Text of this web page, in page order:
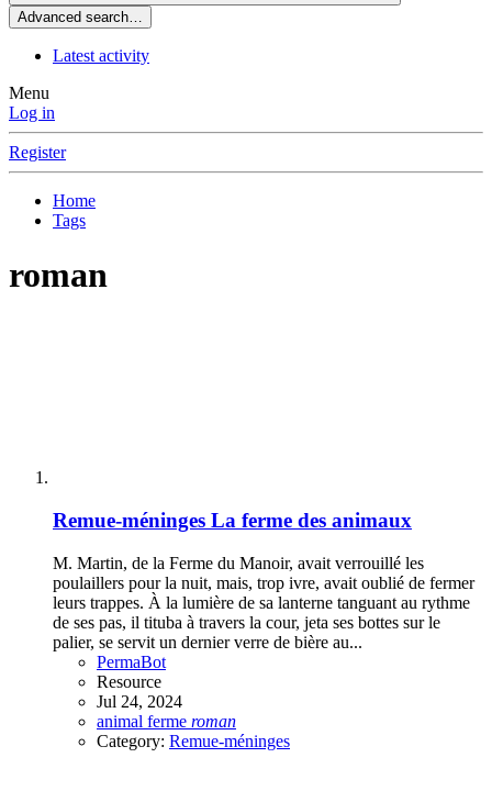
Advanced search…
Latest activity
Menu
Log in
Register
Home
Tags
roman
Remue-méninges La ferme des animaux
M. Martin, de la Ferme du Manoir, avait verrouillé les
poulaillers pour la nuit, mais, trop ivre, avait oublié de fermer
leurs trappes. À la lumière de sa lanterne tanguant au rythme
de ses pas, il tituba à travers la cour, jeta ses bottes sur le
palier, se servit un dernier verre de bière au...
PermaBot
Resource
Jul 24, 2024
animal ferme roman
Category: Remue-méninges